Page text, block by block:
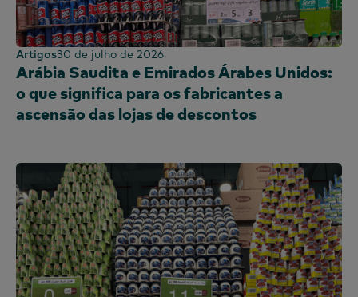
Artigos30 de julho de 2026
Arábia Saudita e Emirados Árabes Unidos:
o que significa para os fabricantes a
ascensão das lojas de descontos